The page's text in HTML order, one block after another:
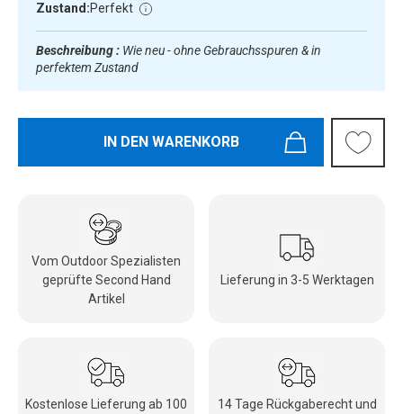
Zustand:Perfekt
Beschreibung : Wie neu - ohne Gebrauchsspuren & in
perfektem Zustand
IN DEN WARENKORB
Vom Outdoor Spezialisten
geprüfte Second Hand
Artikel
Lieferung in 3-5 Werktagen
Kostenlose Lieferung ab 100
14 Tage Rückgaberecht und